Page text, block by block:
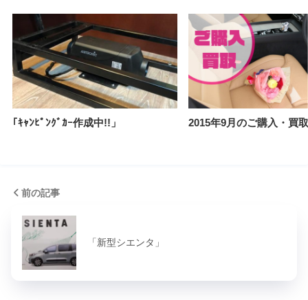
｢ｷｬﾝﾋﾟﾝｸﾞｶｰ作成中!!」 2015年9月のご購入・買
前の記事
「新型シエンタ」